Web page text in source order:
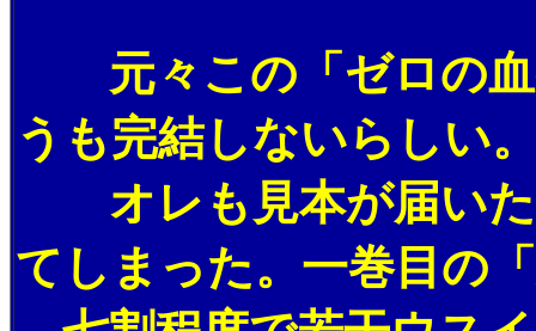
元々この「ゼロの血
うも完結しないらしい
オレも見本が届いた
てしまった。一巻目の